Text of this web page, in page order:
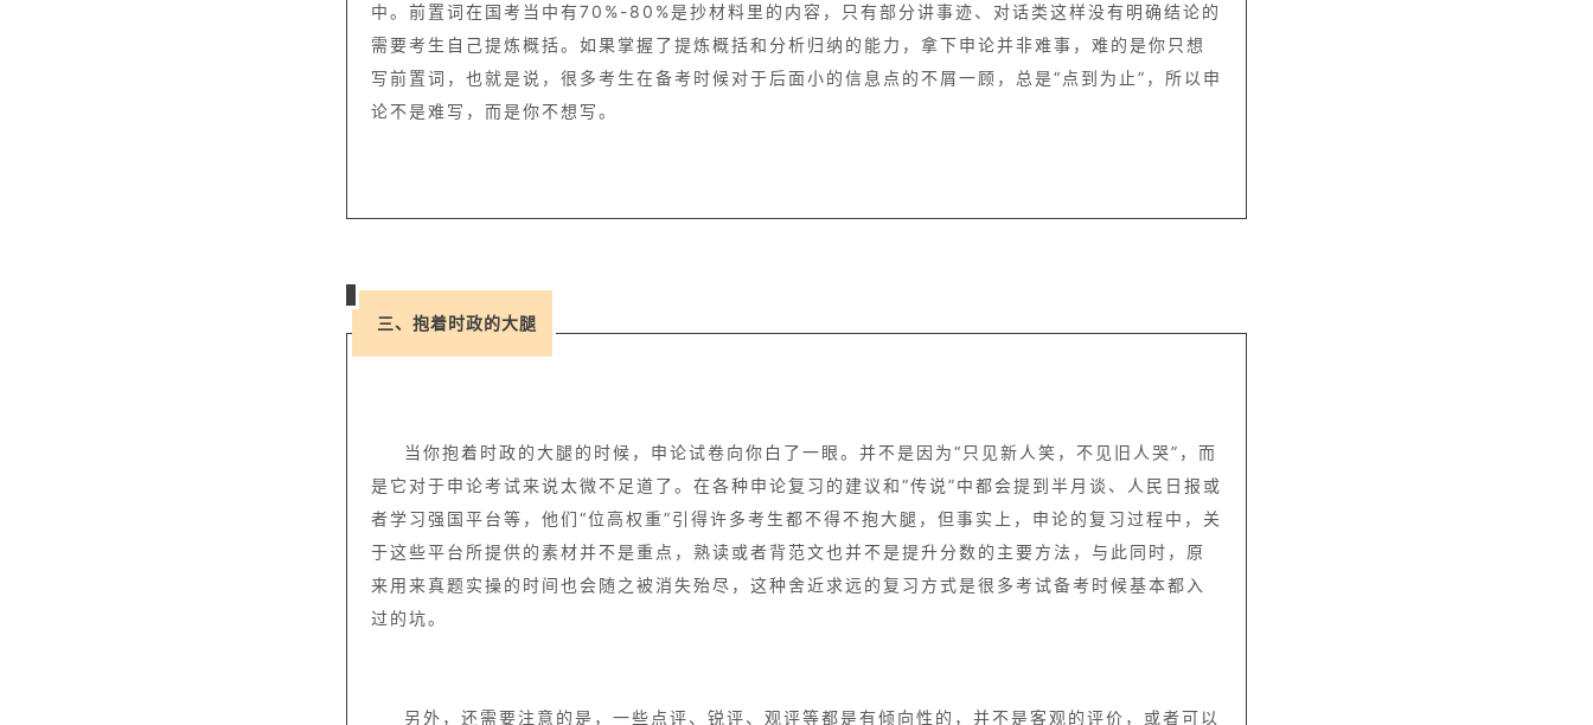
中。前置词在国考当中有70%-80%是抄材料里的内容，只有部分讲事迹、对话类这样没有明确结论的
需要考生自己提炼概括。如果掌握了提炼概括和分析归纳的能力，拿下申论并非难事，难的是你只想
写前置词，也就是说，很多考生在备考时候对于后面小的信息点的不屑一顾，总是“点到为止”，所以申
论不是难写，而是你不想写。
三、抱着时政的大腿
当你抱着时政的大腿的时候，申论试卷向你白了一眼。并不是因为“只见新人笑，不见旧人哭”，而
是它对于申论考试来说太微不足道了。在各种申论复习的建议和“传说”中都会提到半月谈、人民日报或
者学习强国平台等，他们“位高权重”引得许多考生都不得不抱大腿，但事实上，申论的复习过程中，关
于这些平台所提供的素材并不是重点，熟读或者背范文也并不是提升分数的主要方法，与此同时，原
来用来真题实操的时间也会随之被消失殆尽，这种舍近求远的复习方式是很多考试备考时候基本都入
过的坑。
另外，还需要注意的是，一些点评、锐评、观评等都是有倾向性的，并不是客观的评价，或者可以